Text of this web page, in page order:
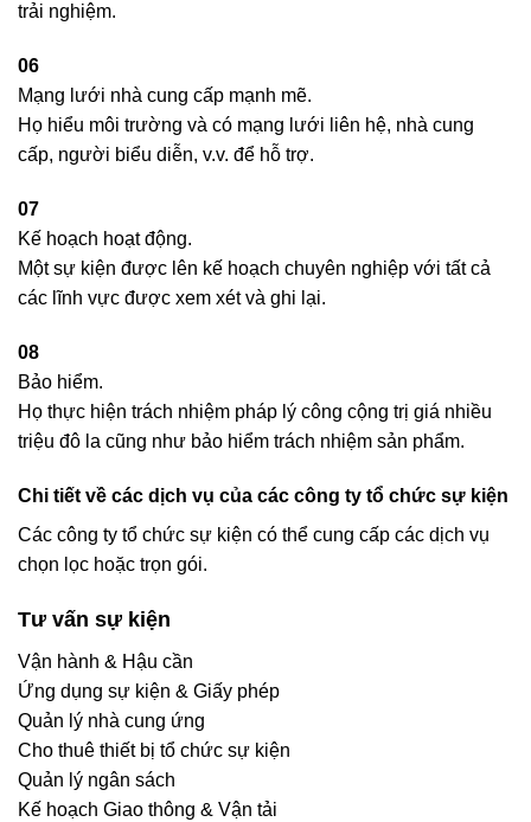
trải nghiệm.
06
Mạng lưới nhà cung cấp mạnh mẽ.
Họ hiểu môi trường và có mạng lưới liên hệ, nhà cung
cấp, người biểu diễn, v.v. để hỗ trợ.
07
Kế hoạch hoạt động.
Một sự kiện được lên kế hoạch chuyên nghiệp với tất cả
các lĩnh vực được xem xét và ghi lại.
08
Bảo hiểm.
Họ thực hiện trách nhiệm pháp lý công cộng trị giá nhiều
triệu đô la cũng như bảo hiểm trách nhiệm sản phẩm.
Chi tiết về các dịch vụ của các công ty tổ chức sự kiện
Các công ty tổ chức sự kiện có thể cung cấp các dịch vụ
chọn lọc hoặc trọn gói.
Tư vấn sự kiện
Vận hành & Hậu cần
Ứng dụng sự kiện & Giấy phép
Quản lý nhà cung ứng
Cho thuê thiết bị tổ chức sự kiện
Quản lý ngân sách
Kế hoạch Giao thông & Vận tải